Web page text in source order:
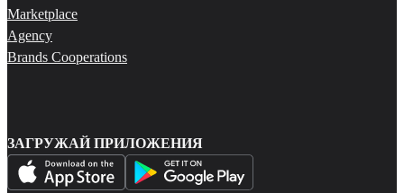
Marketplace
Agency
Brands Cooperations
ЗАГРУЖАЙ ПРИЛОЖЕНИЯ